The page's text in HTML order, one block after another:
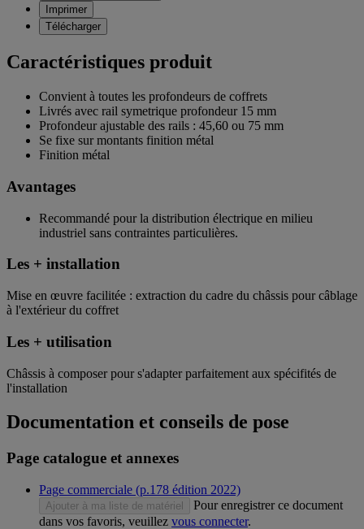
Imprimer
Télécharger
Caractéristiques produit
Convient à toutes les profondeurs de coffrets
Livrés avec rail symetrique profondeur 15 mm
Profondeur ajustable des rails : 45,60 ou 75 mm
Se fixe sur montants finition métal
Finition métal
Avantages
Recommandé pour la distribution électrique en milieu
industriel sans contraintes particulières.
Les + installation
Mise en œuvre facilitée : extraction du cadre du châssis pour câblage
à l'extérieur du coffret
Les + utilisation
Châssis à composer pour s'adapter parfaitement aux spécifités de
l'installation
Documentation et conseils de pose
Page catalogue et annexes
Page commerciale (p.178 édition 2022)
Ajouter à ma liste de matériel
Pour enregistrer ce document
dans vos favoris, veuillez vous connecter.